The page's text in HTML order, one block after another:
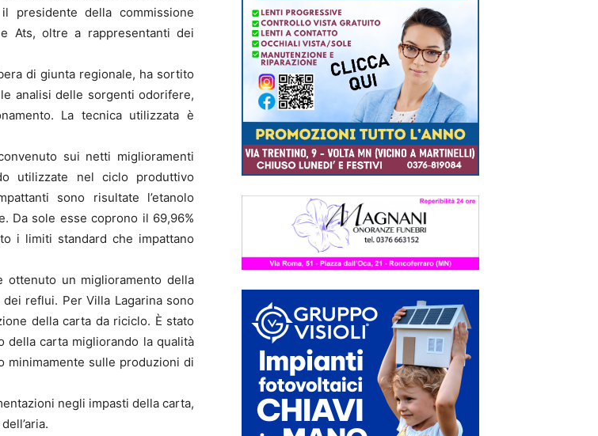
presidente della commissione
Ats, oltre a rappresentanti dei
di giunta regionale, ha sortito
analisi delle sorgenti odorifere,
La tecnica utilizzata è
sui netti miglioramenti
utilizzate nel ciclo produttivo
sono risultate l’etanolo
Da sole esse coprono il 69,96%
i limiti standard che impattano
un miglioramento della
reflui. Per Villa Lagarina sono
della carta da riciclo. È stato
carta migliorando la qualità
minimamente sulle produzioni di
negli impasti della carta,